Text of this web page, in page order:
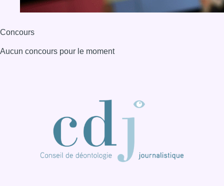
Concours
Aucun concours pour le moment